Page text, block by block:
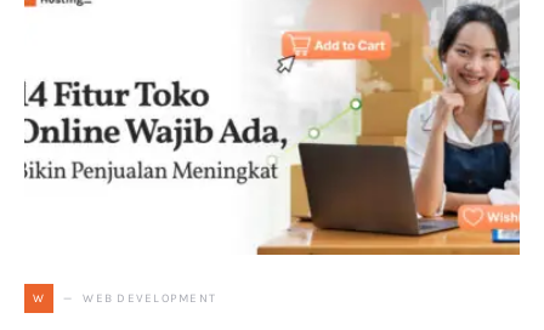
W WEB DEVELOPMENT